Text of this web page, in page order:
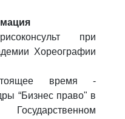
при
Хореографии
время -
“Бизнес право" в